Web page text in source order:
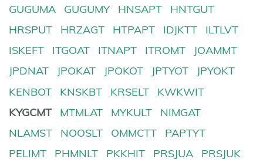
GUGUMA GUGUMY HNSAPT
HNTGUT
HRSPUT
HRZAGT HTPAPT IDJKTT
ILTLVT
ISKEFT
ITGOAT ITNAPT ITROMT
JOAMMT
JPDNAT
JPOKAT JPOKOT JPTYOT
JPYOKT
KENBOT
KNSKBT KRSELT
KWKWIT
KYGCMT
MTMLAT MYKULT
NIMGAT
NLAMST
NOOSLT OMMCTT
PAPTYT
PELIMT
PHMNLT PKKHIT PRSJUA
PRSJUK